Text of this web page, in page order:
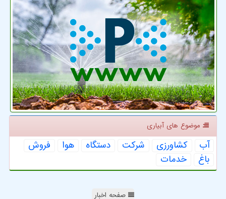
موضوع های آبیاری
آب كشاورزی شركت دستگاه هوا
فروش
باغ
خدمات
صفحه اخبار